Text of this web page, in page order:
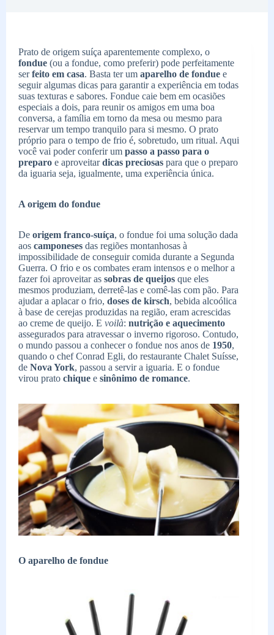
Prato de origem suíça aparentemente complexo, o
fondue (ou a fondue, como preferir) pode perfeitamente
serfeito em casa. Basta ter um aparelho de fondue e
seguir algumas dicas para garantir a experiência em todas
suas texturas e sabores. Fondue caie bem em ocasiões
especiais a dois, para reunir os amigos em uma boa
conversa, a família em torno da mesa ou mesmo para
reservar um tempo tranquilo para si mesmo. O prato
próprio para o tempo de frio é, sobretudo, um ritual. Aqui
você vai poder conferir um passo a passo para o
preparo e aproveitardicas preciosas para que o preparo
da iguaria seja, igualmente, uma experiência única.
A origem do fondue
De origem franco-suíça, o fondue foi uma solução dada
aos camponeses das regiões montanhosas à
impossibilidade de conseguir comida durante a Segunda
Guerra. O frio e os combates eram intensos e o melhor a
fazer foi aproveitar as sobras de queijos que eles
mesmos produziam, derretê-las e comê-las com pão. Para
ajudar a aplacar o frio, doses de kirsch, bebida alcoólica
à base de cerejas produzidas na região, eram acrescidas
ao creme de queijo. E voilà: nutrição e aquecimento
assegurados para atravessar o inverno rigoroso. Contudo,
o mundo passou a conhecer o fondue nos anos de 1950,
quando o chef Conrad Egli, do restaurante Chalet Suísse,
de Nova York, passou a servir a iguaria. E o fondue
virou prato chique e sinônimo de romance.
O aparelho de fondue